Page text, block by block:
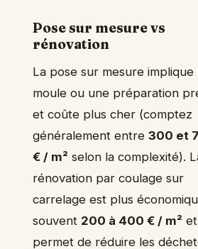
Pose sur mesure vs
rénovation
La pose sur mesure implique
moule ou une préparation
et coûte plus cher (comptez
généralement entre 300 et
€ / m² selon la complexité).
rénovation par coulage sur
carrelage est plus
souvent 200 à 400 € / m² et
permet de réduire les